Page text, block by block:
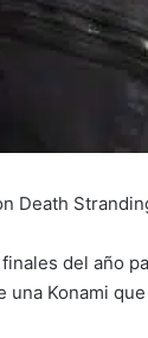
Death
del año
una Konami